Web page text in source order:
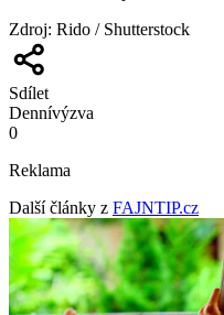
Zdroj: Rido / Shutterstock
Sdílet
Dennívýzva
0
Reklama
Další články z FAJNTIP.cz